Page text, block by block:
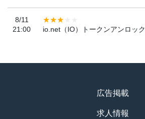
8/11
21:00
io.net（IO）トークンアンロック
広告掲載
求人情報